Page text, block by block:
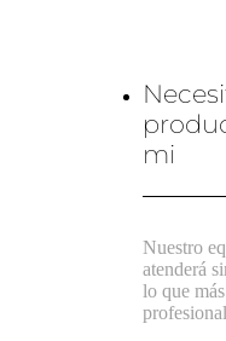
mi
Nuestro
atenderá
lo que